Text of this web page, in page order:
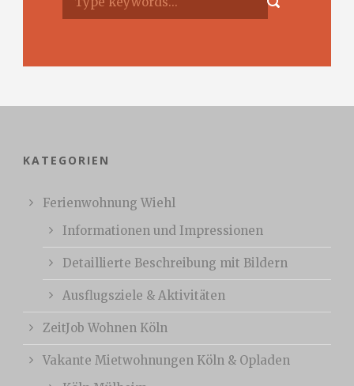
KATEGORIEN
Ferienwohnung Wiehl
Informationen und Impressionen
Detaillierte Beschreibung mit Bildern
Ausflugsziele & Aktivitäten
ZeitJob Wohnen Köln
Vakante Mietwohnungen Köln & Opladen